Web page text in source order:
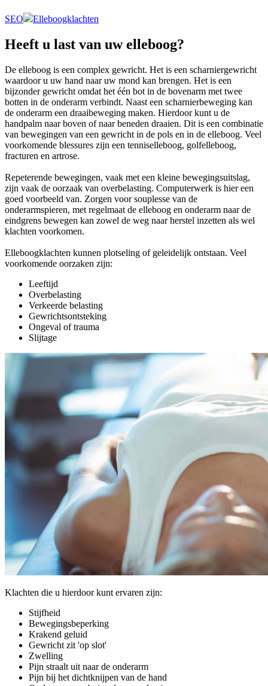
SEO Elleboogklachten
Heeft u last van uw elleboog?
De elleboog is een complex gewricht. Het is een scharniergewricht
waardoor u uw hand naar uw mond kan brengen. Het is een
bijzonder gewricht omdat het één bot in de bovenarm met twee
botten in de onderarm verbindt. Naast een scharnierbeweging kan
de onderarm een draaibeweging maken. Hierdoor kunt u de
handpalm naar boven of naar beneden draaien. Dit is een combinatie
van bewegingen van een gewricht in de pols en in de elleboog. Veel
voorkomende blessures zijn een tenniselleboog, golfelleboog,
fracturen en artrose.
Repeterende bewegingen, vaak met een kleine bewegingsuitslag,
zijn vaak de oorzaak van overbelasting. Computerwerk is hier een
goed voorbeeld van. Zorgen voor souplesse van de
onderarmspieren, met regelmaat de elleboog en onderarm naar de
eindgrens bewegen kan zowel de weg naar herstel inzetten als wel
klachten voorkomen.
Elleboogklachten kunnen plotseling of geleidelijk ontstaan. Veel
voorkomende oorzaken zijn:
Leeftijd
Overbelasting
Verkeerde belasting
Gewrichtsontsteking
Ongeval of trauma
Slijtage
Klachten die u hierdoor kunt ervaren zijn:
Stijfheid
Bewegingsbeperking
Krakend geluid
Gewricht zit 'op slot'
Zwelling
Pijn straalt uit naar de onderarm
Pijn bij het dichtknijpen van de hand